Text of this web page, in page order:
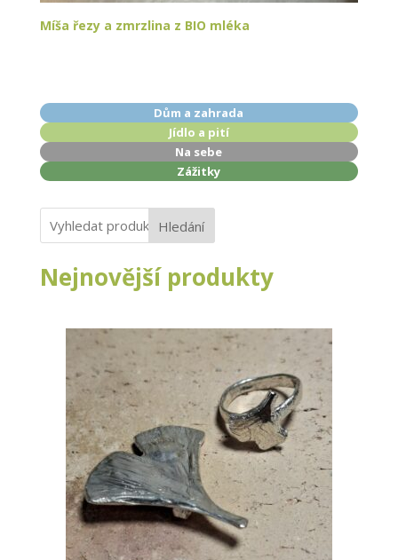
Míša řezy a zmrzlina z BIO mléka
Dům a zahrada
Jídlo a pití
Na sebe
Zážitky
Hledání
Nejnovější produkty